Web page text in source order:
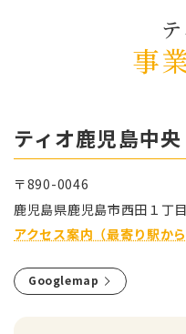
事
ティオ⿅児島中央
〒890-0046
⿅児島県⿅児島市⻄⽥１丁
アクセス案内（最寄り駅から
Googlemap